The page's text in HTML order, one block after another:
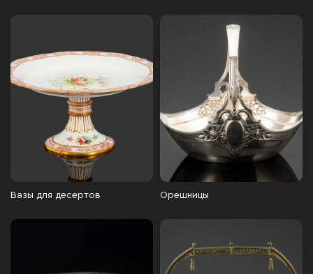
Вазы для десертов Орешницы